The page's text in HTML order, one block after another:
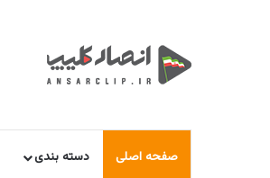
صفحه اصلی دسته بندی